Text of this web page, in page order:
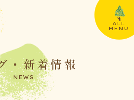
ALL
MENU
・新着情報
NEWS